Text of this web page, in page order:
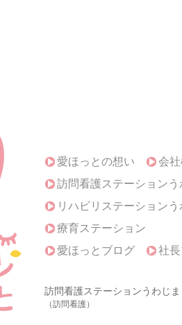
愛ほっとの想い
会
訪問看護ステーションう
リハビリステーション
療育ステーション
愛ほっとブログ
社
訪問看護ステーションうわじま
（訪問看護）